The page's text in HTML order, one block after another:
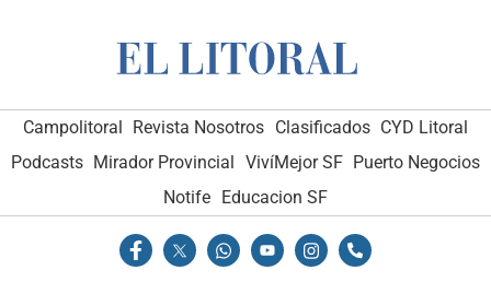
Campolitoral Revista Nosotros Clasificados CYD Litoral
Podcasts Mirador Provincial VivíMejor SF Puerto Negocios
Notife Educacion SF